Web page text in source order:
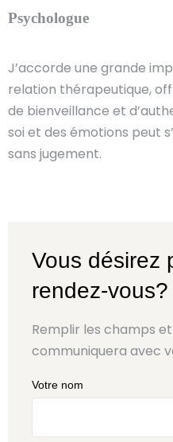
Psychologue
J’accorde une grande
relation thérapeutique,
de bienveillance et
soi et des émotions peut
sans jugement.
Vous désirez
rendez-vous?
Remplir les champs
communiquera avec
Votre nom